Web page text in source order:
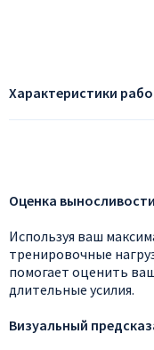
Характеристики
Оценка выносливости
Используя ваш
тренировочные
помогает оценить
длительные усилия.
Визуальный